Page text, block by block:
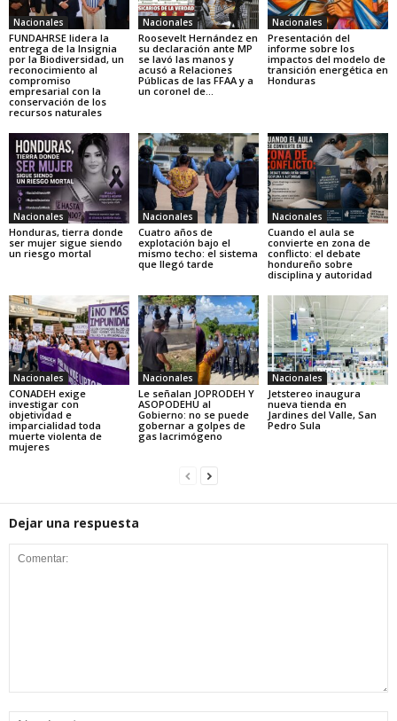
Nacionales
FUNDAHRSE lidera la
entrega de la Insignia
por la Biodiversidad, un
reconocimiento al
compromiso
empresarial con la
conservación de los
recursos naturales
Nacionales
Roosevelt Hernández en
su declaración ante MP
se lavó las manos y
acusó a Relaciones
Públicas de las FFAA y a
un coronel de...
Nacionales
Presentación del
informe sobre los
impactos del modelo de
transición energética en
Honduras
Nacionales
Honduras, tierra donde
ser mujer sigue siendo
un riesgo mortal
Nacionales
Cuatro años de
explotación bajo el
mismo techo: el sistema
que llegó tarde
Nacionales
Cuando el aula se
convierte en zona de
conflicto: el debate
hondureño sobre
disciplina y autoridad
Nacionales
CONADEH exige
investigar con
objetividad e
imparcialidad toda
muerte violenta de
mujeres
Nacionales
Le señalan JOPRODEH Y
ASOPODEHU al
Gobierno: no se puede
gobernar a golpes de
gas lacrimógeno
Nacionales
Jetstereo inaugura
nueva tienda en
Jardines del Valle, San
Pedro Sula
Dejar una respuesta